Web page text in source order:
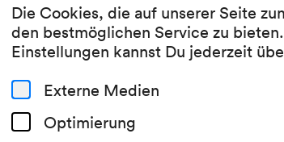
Die Cookies, die auf unserer Seite
den bestmöglichen Service zu
Einstellungen kannst Du jederzeit
Externe Medien
Optimierung